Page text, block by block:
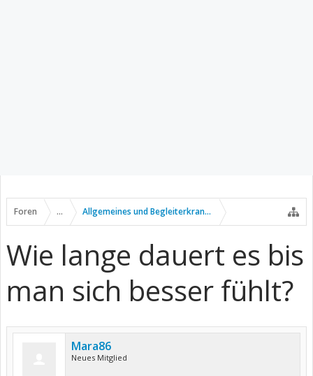
Foren ... Allgemeines und Begleiterkrankungen
Wie lange dauert es bis
man sich besser fühlt?
Mara86
Neues Mitglied